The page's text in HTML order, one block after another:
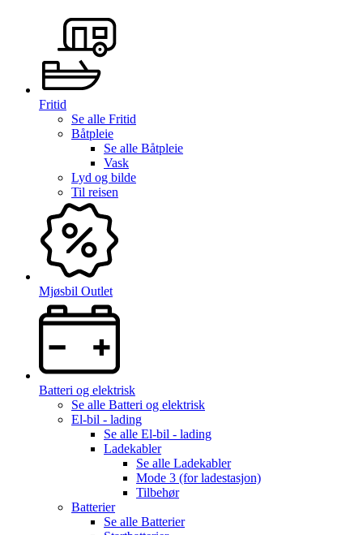
Fritid
Se alle Fritid
Båtpleie
Se alle Båtpleie
Vask
Lyd og bilde
Til reisen
Mjøsbil Outlet
Batteri og elektrisk
Se alle Batteri og elektrisk
El-bil - lading
Se alle El-bil - lading
Ladekabler
Se alle Ladekabler
Mode 3 (for ladestasjon)
Tilbehør
Batterier
Se alle Batterier